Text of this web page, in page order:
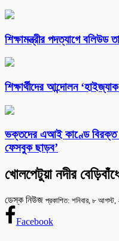
শিক্ষামন্ত্রীর পদত্যাগে বলিউড
শিক্ষার্থীদের আন্দোলন
ভক্তদের এআই কাণ্ডে বিরক্ত
ফেসবুক ছাড়ব’
খোলপেটুয়া নদীর
ডেস্ক নিউজ প্রকাশিত: শনিবার, ৮ আগস্ট,
Facebook